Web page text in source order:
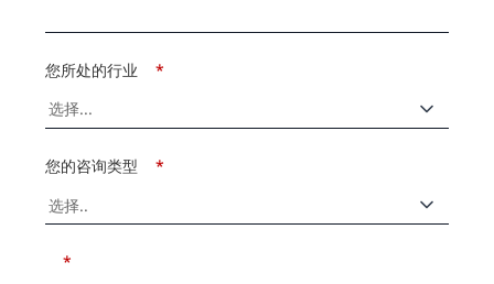
*
您所处的行业
*
您的咨询类型
*